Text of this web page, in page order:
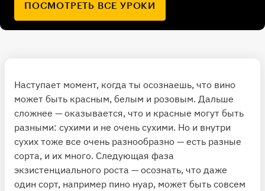
ПОСМОТРЕТЬ ВСЕ УРОКИ
Наступает момент, когда ты осознаешь, что вино
может быть красным, белым и розовым. Дальше
сложнее — оказывается, что и красные могут быть
разными: сухими и не очень сухими. Но и внутри
сухих тоже все очень разнообразно — есть разные
сорта, и их много. Следующая фаза
экзистенциального роста — осознать, что даже
один сорт, например пино нуар, может быть совсем